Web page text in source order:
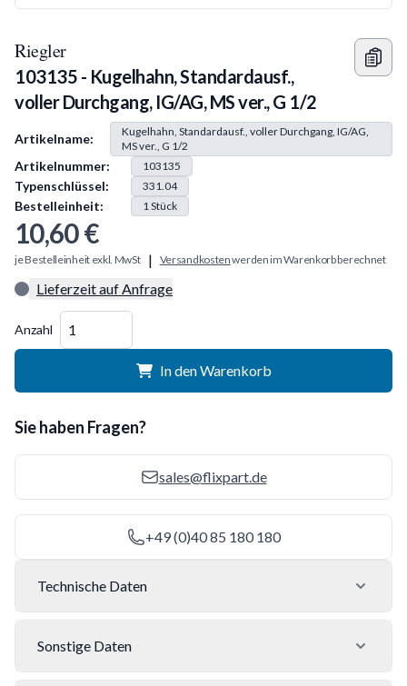
Riegler
103135 - Kugelhahn, Standardausf.,
voller Durchgang, IG/AG, MS ver., G 1/2
Produkt Information
Artikelname:
Kugelhahn, Standardausf., voller Durchgang, IG/AG,
MS ver., G 1/2
Artikelnummer: 103135
Typenschlüssel: 331.04
Bestelleinheit: 1Stück
10,60 €
je Bestelleinheit exkl. MwSt | Versandkostenwerden im Warenkorb berechnet
Lieferzeit auf Anfrage
Anzahl
In den Warenkorb
Sie haben Fragen?
sales@flixpart.de
+49 (0)40 85 180 180
Technische Daten
Sonstige Daten